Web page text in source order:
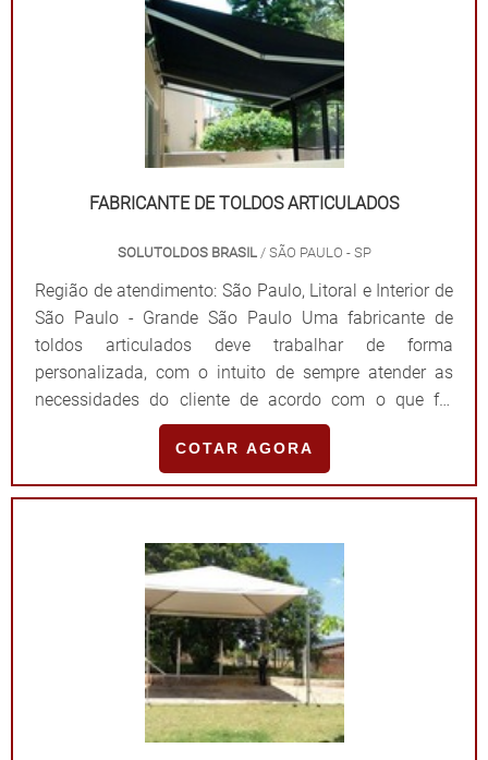
FABRICANTE DE TOLDOS ARTICULADOS
SOLUTOLDOS BRASIL/ SÃO PAULO - SP
Região de atendimento: São Paulo, Litoral e Interior de
São Paulo - Grande São Paulo Uma fabricante de
toldos articulados deve trabalhar de forma
personalizada, com o intuito de sempre atender as
necessidades do cliente de acordo com o que foi
solicitado. Nesse cenário, a Solutoldos se destaca
como uma grande aliada de clientes de São Paulo,
pois desenvolve projetos sob medida de alta
gestores de cafés, restaurantes, escolas,
estacionamentos, condomínios, áreas residenciais e
estabelecimentos em geral, o toldo articulado
apresenta flexibilidade e alta qualidade. Por isso, para
isso, é de suma importância que eles
apresentem/proporcionem as seguintes vantagens:
Diferentes cores; Retenção de umidade; Resistência à
COTAR AGORA